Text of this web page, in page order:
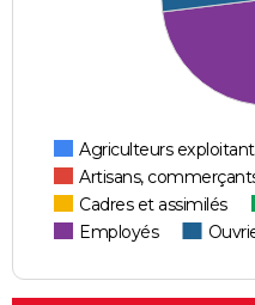
Agriculteurs
Artisans,
Cadres et assimilés
Employés